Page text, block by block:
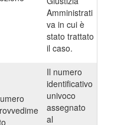
Amministrati
va in cui è
stato trattato
il caso.
Il numero
identificativo
univoco
assegnato
al